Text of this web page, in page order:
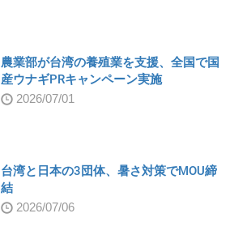
農業部が台湾の養殖業を支援、全国で国
産ウナギPRキャンペーン実施
2026/07/01
台湾と日本の3団体、暑さ対策でMOU締
結
2026/07/06